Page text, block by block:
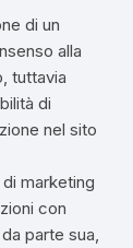
di un
alla
tuttavia
di
nel sito
marketing
con
parte sua,